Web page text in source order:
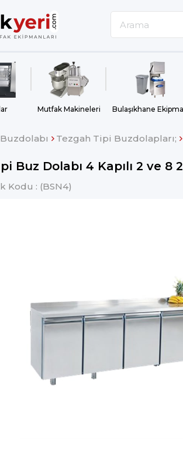
Mutfak Makineleri
Tezgah Tipi Buzdolapları;
Buz Dolabı 4 Kapılı 2 ve 8
Kodu (BSN4)